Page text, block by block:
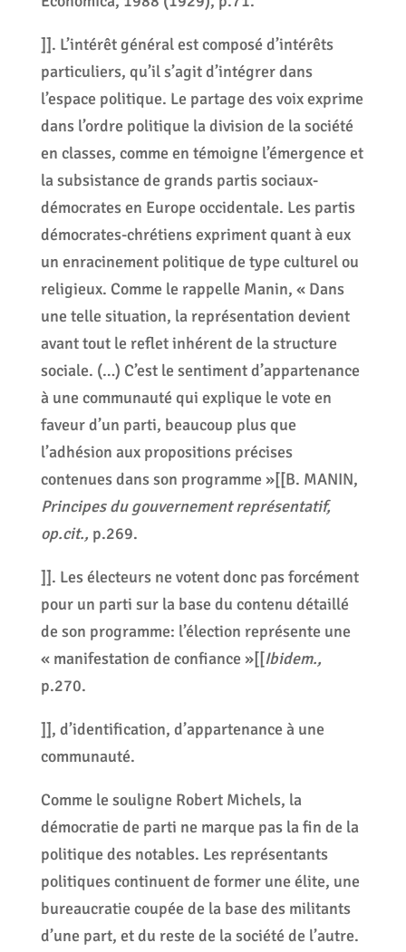
]]. L’intérêt général est composé d’intérêts
particuliers, qu’il s’agit d’intégrer dans
l’espace politique. Le partage des voix exprime
dans l’ordre politique la division de la société
en classes, comme en témoigne l’émergence et
la subsistance de grands partis sociaux-
démocrates en Europe occidentale. Les partis
démocrates-chrétiens expriment quant à eux
un enracinement politique de type culturel ou
religieux. Comme le rappelle Manin, « Dans
une telle situation, la représentation devient
avant tout le reflet inhérent de la structure
sociale. (…) C’est le sentiment d’appartenance
à une communauté qui explique le vote en
faveur d’un parti, beaucoup plus que
l’adhésion aux propositions précises
contenues dans son programme »[[B. MANIN,
Principes du gouvernement représentatif,
op.cit., p.269.
]]. Les électeurs ne votent donc pas forcément
pour un parti sur la base du contenu détaillé
de son programme: l’élection représente une
« manifestation de confiance »[[Ibidem.,
p.270.
]], d’identification, d’appartenance à une
communauté.
Comme le souligne Robert Michels, la
démocratie de parti ne marque pas la fin de la
politique des notables. Les représentants
politiques continuent de former une élite, une
bureaucratie coupée de la base des militants
d’une part, et du reste de la société de l’autre.